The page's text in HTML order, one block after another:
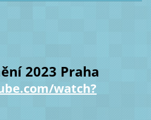
2023 Praha
watch?